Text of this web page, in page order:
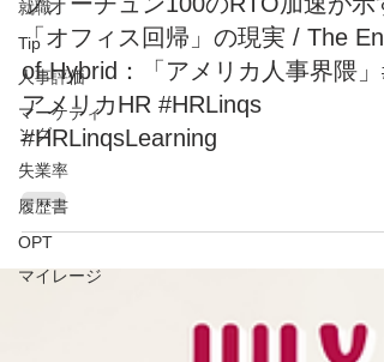
就職
Tip
人事評価
マーケティ
ング
失業率
履歴書
OPT
マイレージ
2025年7月19日
読了時間: 0分
フォーチュン100のRTO加速が示
「オフィス回帰」の現実 / The End
of Hybrid：「アメリカ人事界隈」#
アメリカHR #HRLinqs
#HRLinqsLearning